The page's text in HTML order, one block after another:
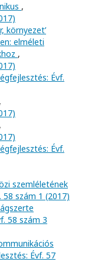
,
környezet’
elméleti
,
Évf.
,
,
Évf.
szemléletének
58 szám 1 (2017)
58 szám 3
Évf. 57